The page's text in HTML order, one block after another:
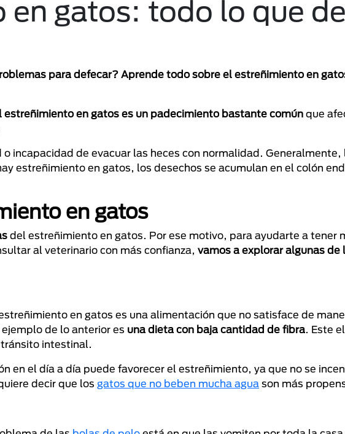
en gatos: todo lo que
para defecar? Aprende todo sobre el estreñimiento en
estreñimiento en gatos es un padecimiento bastante común que
incapacidad de evacuar las heces con normalidad. Generalmente,
estreñimiento en gatos, los desechos se acumulan en el colón
en gatos
del estreñimiento en gatos. Por ese motivo, para ayudarte a tener
al veterinario con más confianza, vamos a explorar algunas de
en gatos es una alimentación que no satisface de
de lo anterior es una dieta con baja cantidad de fibra. Este
intestinal.
en el día a día puede favorecer el estreñimiento, ya que no se
decir que los gatos que no beben mucha agua son más